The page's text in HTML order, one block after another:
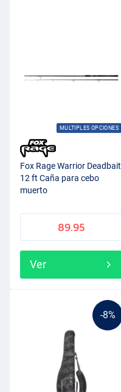
MULTIPLES OPCIONES
Fox Rage Warrior Deadbait
12 ft Caña para cebo
muerto
89.95
Ver
-8%